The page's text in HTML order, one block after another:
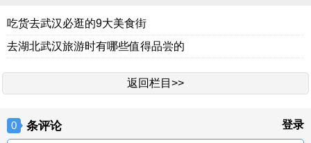
吃货去武汉必逛的9大美食街
去湖北武汉旅游时有哪些值得品尝的
返回栏目>>
0 条评论 登录